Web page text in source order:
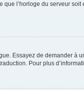
l’horloge du serveur
Essayez de demander à
Pour plus